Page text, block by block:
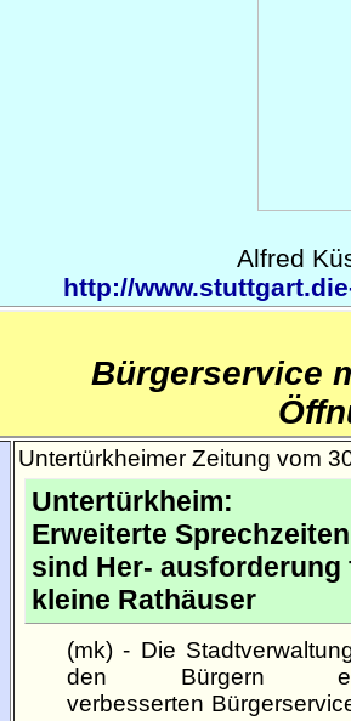
Alfred
http://
Bürgerservice
Untertürkheimer Zeitung vom
Untertürkheim:
Erweiterte Sprechzeiten
sind Her- ausforderung
kleine Rathäuser
(mk) - Die
den Bürgern
verbesserten